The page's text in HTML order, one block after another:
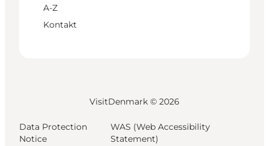
A-Z
Kontakt
VisitDenmark © 2026
Data Protection
Notice
WAS (Web Accessibility
Statement)